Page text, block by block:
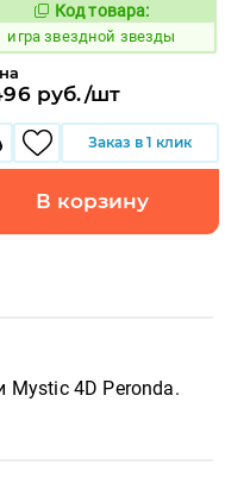
Код:
550529
Код товара:
игра звездной звезды
руб./шт
Заказ в 1 клик
В корзину
Mystic 4D Peronda.